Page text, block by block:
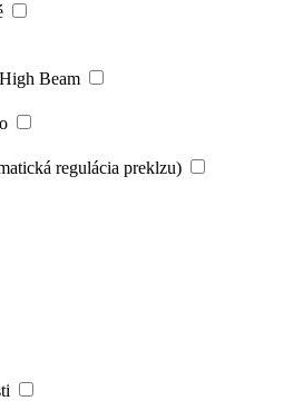
Beam
regulácia preklzu)